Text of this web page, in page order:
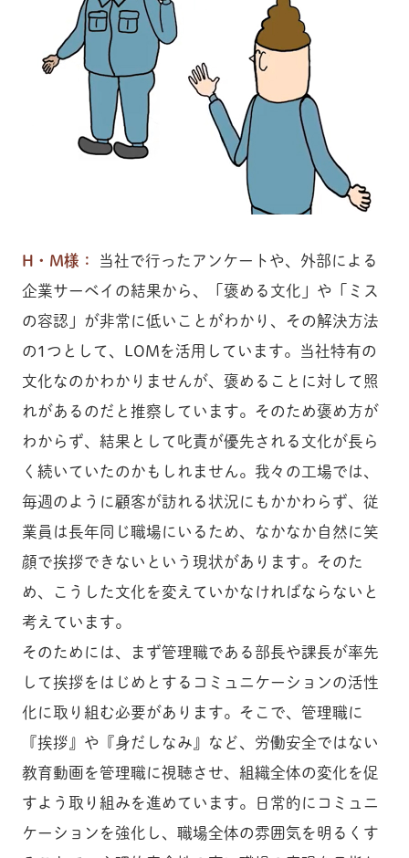
H・M様：
当社で行ったアンケートや、外部による
企業サーベイの結果から、「褒める文化」や「ミス
の容認」が非常に低いことがわかり、その解決方法
の1つとして、LOMを活用しています。当社特有の
文化なのかわかりませんが、褒めることに対して照
れがあるのだと推察しています。そのため褒め方が
わからず、結果として叱責が優先される文化が長ら
く続いていたのかもしれません。我々の工場では、
毎週のように顧客が訪れる状況にもかかわらず、従
業員は長年同じ職場にいるため、なかなか自然に笑
顔で挨拶できないという現状があります。そのた
め、こうした文化を変えていかなければならないと
考えています。
そのためには、まず管理職である部長や課長が率先
して挨拶をはじめとするコミュニケーションの活性
化に取り組む必要があります。そこで、管理職に
『挨拶』や『身だしなみ』など、労働安全ではない
教育動画を管理職に視聴させ、組織全体の変化を促
すよう取り組みを進めています。日常的にコミュニ
ケーションを強化し、職場全体の雰囲気を明るくす